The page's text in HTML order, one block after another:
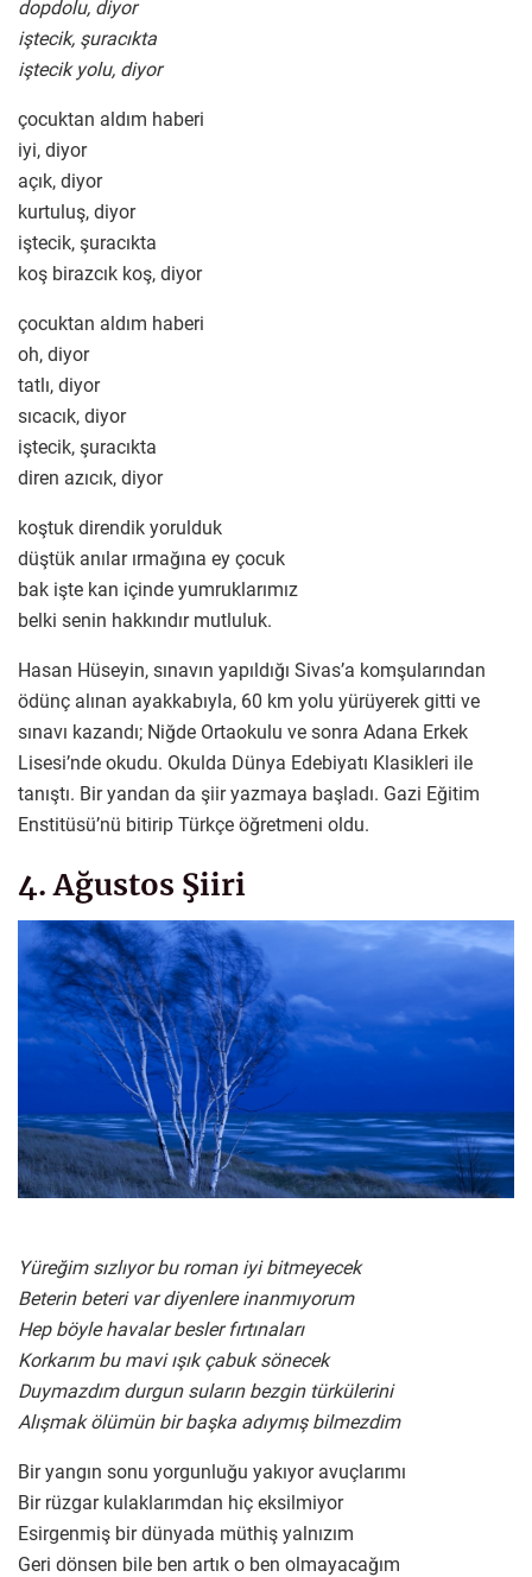
dopdolu, diyor
iştecik, şuracıkta
iştecik yolu, diyor
çocuktan aldım haberi
iyi, diyor
açık, diyor
kurtuluş, diyor
iştecik, şuracıkta
koş birazcık koş, diyor
çocuktan aldım haberi
oh, diyor
tatlı, diyor
sıcacık, diyor
iştecik, şuracıkta
diren azıcık, diyor
koştuk direndik yorulduk
düştük anılar ırmağına ey çocuk
bak işte kan içinde yumruklarımız
belki senin hakkındır mutluluk.
Hasan Hüseyin, sınavın yapıldığı Sivas’a komşularından
ödünç alınan ayakkabıyla, 60 km yolu yürüyerek gitti ve
sınavı kazandı; Niğde Ortaokulu ve sonra Adana Erkek
Lisesi’nde okudu. Okulda Dünya Edebiyatı Klasikleri ile
tanıştı. Bir yandan da şiir yazmaya başladı. Gazi Eğitim
Enstitüsü’nü bitirip Türkçe öğretmeni oldu.
4. Ağustos Şiiri
Yüreğim sızlıyor bu roman iyi bitmeyecek
Beterin beteri var diyenlere inanmıyorum
Hep böyle havalar besler fırtınaları
Korkarım bu mavi ışık çabuk sönecek
Duymazdım durgun suların bezgin türkülerini
Alışmak ölümün bir başka adıymış bilmezdim
Bir yangın sonu yorgunluğu yakıyor avuçlarımı
Bir rüzgar kulaklarımdan hiç eksilmiyor
Esirgenmiş bir dünyada müthiş yalnızım
Geri dönsen bile ben artık o ben olmayacağım